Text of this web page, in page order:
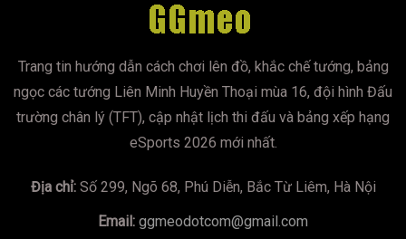
Trang tin hướng dẫn cách chơi lên đồ, khắc chế tướng, bảng
ngọc các tướng Liên Minh Huyền Thoại mùa 16, đội hình Đấu
trường chân lý (TFT), cập nhật lịch thi đấu và bảng xếp hạng
eSports 2026 mới nhất.
Địa chỉ:Số 299, Ngõ 68, Phú Diễn, Bắc Từ Liêm, Hà Nội
Email: ggmeodotcom@gmail.com